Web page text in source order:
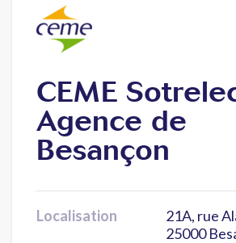
CEME
Agence de
Besançon
Localisation
21A, rue
25000